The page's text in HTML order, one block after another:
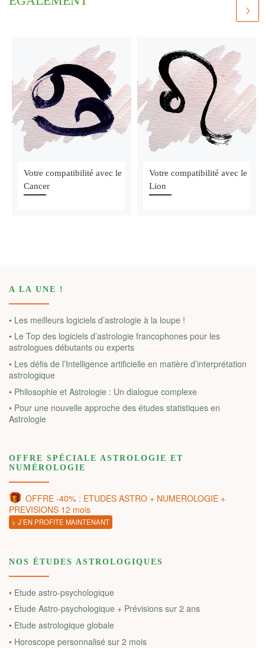
Votre compatibilité avec le
Cancer
Votre compatibilité avec le
Lion
A LA UNE !
• Les meilleurs logiciels d’astrologie à la loupe !
• Le Top des logiciels d’astrologie francophones pour les
astrologues débutants ou experts
• Les défis de l’Intelligence artificielle en matière d’interprétation
astrologique
• Philosophie et Astrologie : Un dialogue complexe
• Pour une nouvelle approche des études statistiques en
Astrologie
OFFRE SPÉCIALE ASTROLOGIE ET
NUMÉROLOGIE
OFFRE -40% : ETUDES ASTRO + NUMEROLOGIE +
PREVISIONS 12 mois
> J’EN PROFITE MAINTENANT
NOS ÉTUDES ASTROLOGIQUES
• Etude astro-psychologique
• Etude Astro-psychologique + Prévisions sur 2 ans
• Etude astrologique globale
• Horoscope personnalisé sur 2 mois